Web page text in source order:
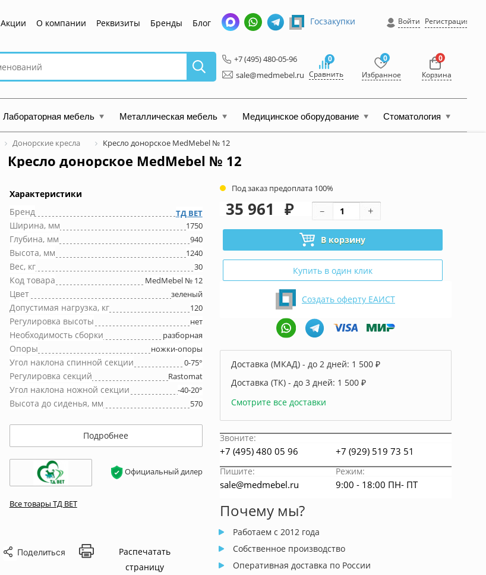
Акции О компании Реквизиты Бренды Блог Госзакупки Войти Регистрация
+7 (495) 480-05-96
sale@medmebel.ru
0
Сравнить
0
Избранное
0
Корзина
Лабораторная мебель Металлическая мебель Медицинское оборудование Стоматология
Донорские кресла Кресло донорское MedMebel № 12
Кресло донорское MedMebel № 12
Характеристики
Бренд
ТД ВЕТ
Ширина, мм 1750
Глубина, мм 940
Высота, мм 1240
Вес, кг 30
Код товара MedMebel № 12
Цвет зеленый
Допустимая нагрузка, кг 120
Регулировка высоты нет
Необходимость сборки разборная
Опоры ножки-опоры
Угол наклона спинной секции 0-75°
Регулировка секций Rastomat
Угол наклона ножной секции -40-20°
Высота до сиденья, мм 570
Подробнее
Официальный дилер
Все товары ТД ВЕТ
Поделиться
Распечатать
страницу
Под заказ предоплата 100%
35 961 ₽
В корзину
Купить в один клик
Создать оферту ЕАИСТ
Доставка (МКАД) - до 2 дней: 1 500 ₽
Доставка (ТК) - до 3 дней: 1 500 ₽
Смотрите все доставки
Звоните:
+7 (495) 480 05 96 +7 (929) 519 73 51
Пишите: Режим:
sale@medmebel.ru 9:00 - 18:00 ПН- ПТ
Почему мы?
Работаем с 2012 года
Собственное производство
Оперативная доставка по России